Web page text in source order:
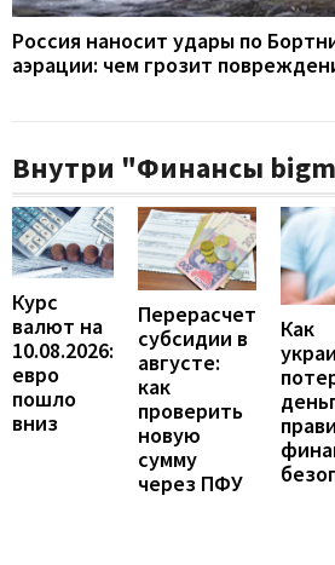
Россия наносит удары по
аэрации: чем грозит
Внутри "Финансы
Курс
валют на
10.08.2026:
евро
пошло
вниз
Перерасчет
субсидии в
августе:
как
проверить
новую
сумму
через ПФУ
Как